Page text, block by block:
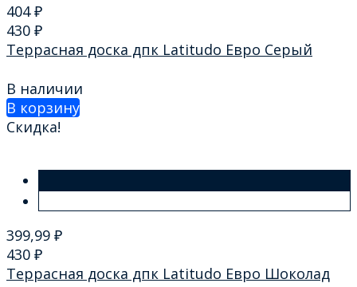
404₽
430 ₽
Террасная доска дпк Latitudo Евро Серый
В наличии
В корзину
Скидка!
399,99 ₽
430 ₽
Террасная доска дпк Latitudo Евро Шоколад